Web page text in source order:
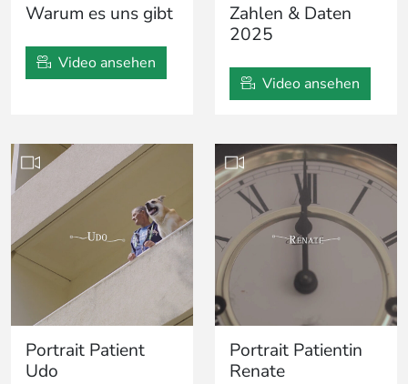
Warum es uns gibt
Video ansehen
Zahlen & Daten
2025
Video ansehen
Portrait Patient
Udo
Portrait Patientin
Renate